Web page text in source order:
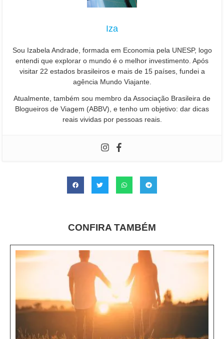
Iza
Sou Izabela Andrade, formada em Economia pela UNESP, logo
entendi que explorar o mundo é o melhor investimento. Após
visitar 22 estados brasileiros e mais de 15 países, fundei a
agência Mundo Viajante.
Atualmente, também sou membro da Associação Brasileira de
Blogueiros de Viagem (ABBV), e tenho um objetivo: dar dicas
reais vividas por pessoas reais.
CONFIRA TAMBÉM